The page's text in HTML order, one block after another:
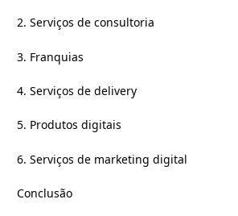
2. Serviços de consultoria
3. Franquias
4. Serviços de delivery
5. Produtos digitais
6. Serviços de marketing digital
Conclusão